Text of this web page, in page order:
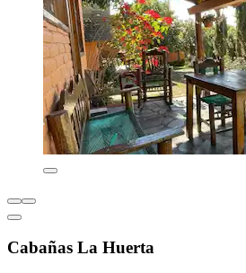
Cabañas La Huerta